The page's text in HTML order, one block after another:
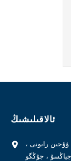
ئالاقىلىشىڭ
رايونى ،
، جۇڭگو